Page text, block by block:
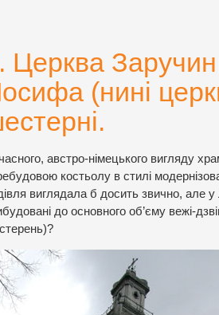
Церква Заручин
(нині
австро-німецького вигляду
костьолу в стилі
виглядала б досить звично, але
до основного об’єму вежі-